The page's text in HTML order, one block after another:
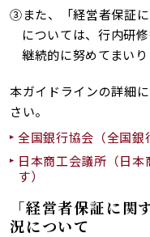
③また、「経営者保証
については、行内研
継続的に努めてまいり
本ガイドラインの詳細
さい。
全国銀行協会（全国銀
日本商工会議所（日
す）
「経営者保証に関
況について